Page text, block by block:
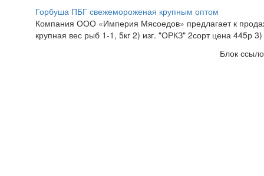
Горбуша ПБГ свежемороженая крупным оптом
Компания ООО «Империя Мясоедов» предлагает к
крупная вес рыб 1-1, 5кг 2) изг. "ОРКЗ" 2сорт цена 445р
Блок